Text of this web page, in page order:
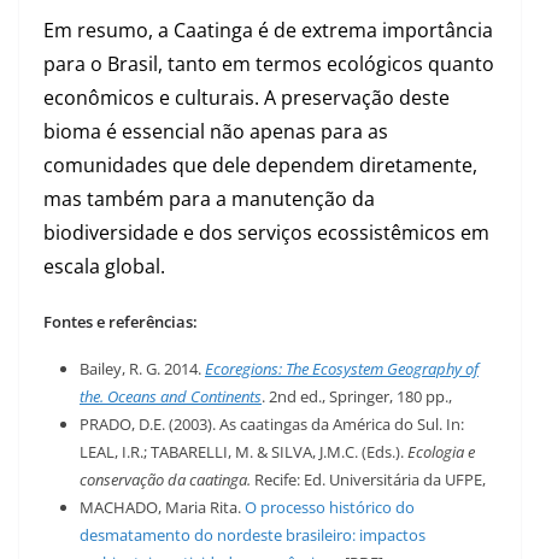
Em resumo, a Caatinga é de extrema importância
para o Brasil, tanto em termos ecológicos quanto
econômicos e culturais. A preservação deste
bioma é essencial não apenas para as
comunidades que dele dependem diretamente,
mas também para a manutenção da
biodiversidade e dos serviços ecossistêmicos em
escala global.
Fontes e referências:
Bailey, R. G. 2014.Ecoregions: The Ecosystem Geography of
the. Oceans and Continents. 2nd ed., Springer, 180 pp.,
PRADO, D.E. (2003). As caatingas da América do Sul. In:
LEAL, I.R.; TABARELLI, M. & SILVA, J.M.C. (Eds.).Ecologia e
conservação da caatinga. Recife: Ed. Universitária da UFPE,
MACHADO, Maria Rita.O processo histórico do
desmatamento do nordeste brasileiro: impactos